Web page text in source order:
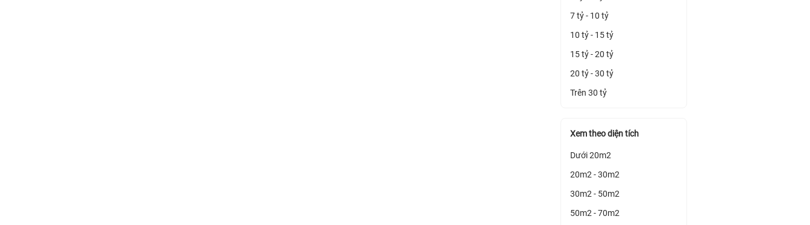
7 tỷ - 10 tỷ
10 tỷ - 15 tỷ
15 tỷ - 20 tỷ
20 tỷ - 30 tỷ
Trên 30 tỷ
Xem theo diện tích
Dưới 20m2
20m2 - 30m2
30m2 - 50m2
50m2 - 70m2